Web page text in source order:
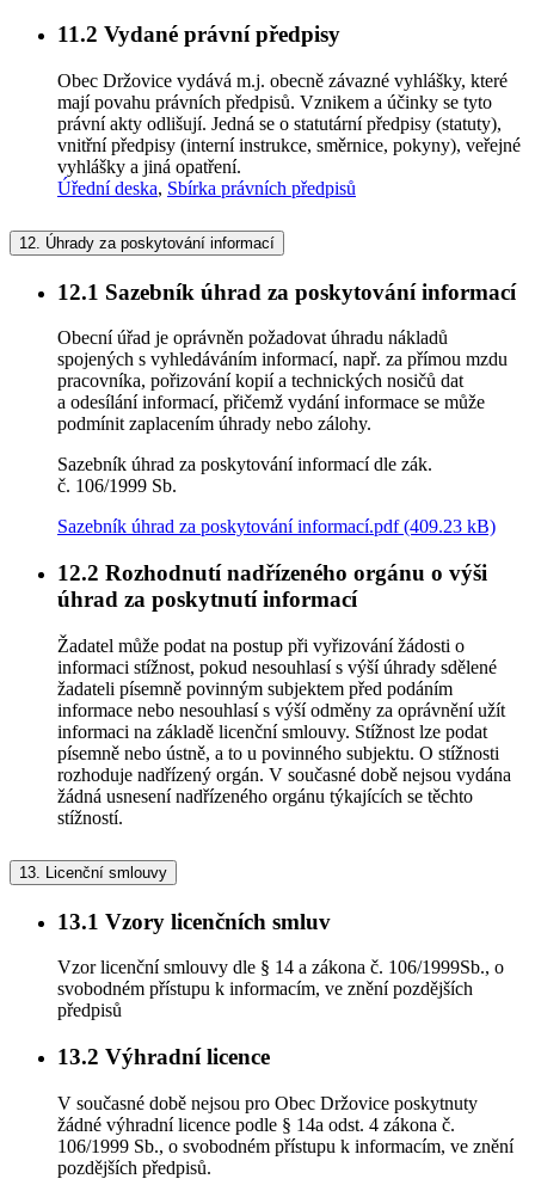
11.2 Vydané právní předpisy
Obec Držovice vydává m.j. obecně závazné vyhlášky, které
mají povahu právních předpisů. Vznikem a účinky se tyto
právní akty odlišují. Jedná se o statutární předpisy (statuty),
vnitřní předpisy (interní instrukce, směrnice, pokyny), veřejné
vyhlášky a jiná opatření.
Úřední deska, Sbírka právních předpisů
12. Úhrady za poskytování informací
12.1 Sazebník úhrad za poskytování informací
Obecní úřad je oprávněn požadovat úhradu nákladů
spojených s vyhledáváním informací, např. za přímou mzdu
pracovníka, pořizování kopií a technických nosičů dat
a odesílání informací, přičemž vydání informace se může
podmínit zaplacením úhrady nebo zálohy.
Sazebník úhrad za poskytování informací dle zák.
č. 106/1999 Sb.
Sazebník úhrad za poskytování informací.pdf (409.23 kB)
12.2 Rozhodnutí nadřízeného orgánu o výši
úhrad za poskytnutí informací
Žadatel může podat na postup při vyřizování žádosti o
informaci stížnost, pokud nesouhlasí s výší úhrady sdělené
žadateli písemně povinným subjektem před podáním
informace nebo nesouhlasí s výší odměny za oprávnění užít
informaci na základě licenční smlouvy. Stížnost lze podat
písemně nebo ústně, a to u povinného subjektu. O stížnosti
rozhoduje nadřízený orgán. V současné době nejsou vydána
žádná usnesení nadřízeného orgánu týkajících se těchto
stížností.
13. Licenční smlouvy
13.1 Vzory licenčních smluv
Vzor licenční smlouvy dle § 14 a zákona č. 106/1999Sb., o
svobodném přístupu k informacím, ve znění pozdějších
předpisů
13.2 Výhradní licence
V současné době nejsou pro Obec Držovice poskytnuty
žádné výhradní licence podle § 14a odst. 4 zákona č.
106/1999 Sb., o svobodném přístupu k informacím, ve znění
pozdějších předpisů.